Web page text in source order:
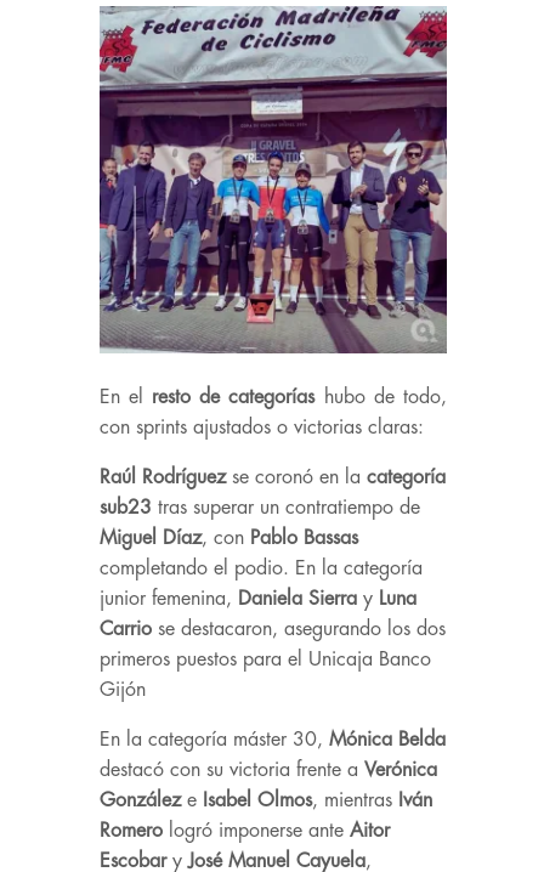
En el resto de categoríashubo de todo,
con sprints ajustados o victorias claras:
Raúl Rodríguez se coronó en la categoría
sub23 tras superar un contratiempo de
Miguel Díaz, con Pablo Bassas
completando el podio. En la categoría
junior femenina, Daniela Sierray Luna
Carriose destacaron, asegurando los dos
primeros puestos para el Unicaja Banco
Gijón
En la categoría máster 30, Mónica Belda
destacó con su victoria frente a Verónica
Gonzáleze Isabel Olmos, mientras Iván
Romerologró imponerse ante Aitor
Escobary José Manuel Cayuela,